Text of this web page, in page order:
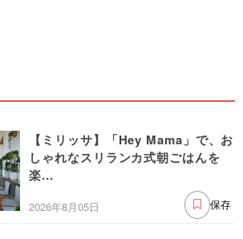
【ミリッサ】「Hey Mama」で、お
しゃれなスリランカ式朝ごはんを
楽...
2026年8月05日 保存